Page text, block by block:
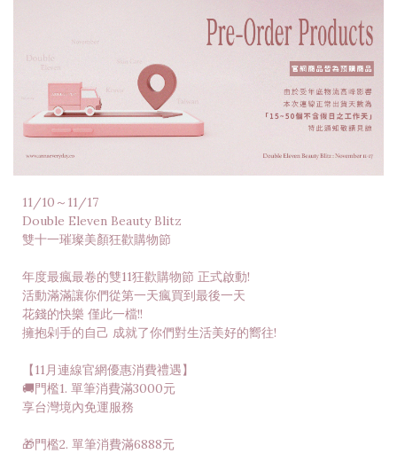
11/10～11/17
Double Eleven Beauty Blitz
雙十一璀璨美顏狂歡購物節
年度最瘋最卷的雙11狂歡購物節 正式啟動!
活動滿滿讓你們從第一天瘋買到最後一天
花錢的快樂 僅此一檔!!
擁抱剁手的自己 成就了你們對生活美好的嚮往!
【11月連線官網優惠消費禮遇】
🚚門檻1. 單筆消費滿3000元
享台灣境內免運服務
🎁門檻2. 單筆消費滿6888元